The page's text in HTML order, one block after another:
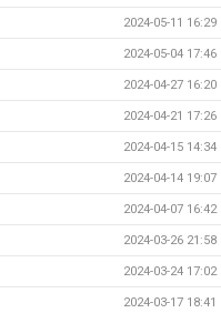
2024-05-11 16:29
2024-05-04 17:46
2024-04-27 16:20
2024-04-21 17:26
2024-04-15 14:34
2024-04-14 19:07
2024-04-07 16:42
2024-03-26 21:58
2024-03-24 17:02
2024-03-17 18:41